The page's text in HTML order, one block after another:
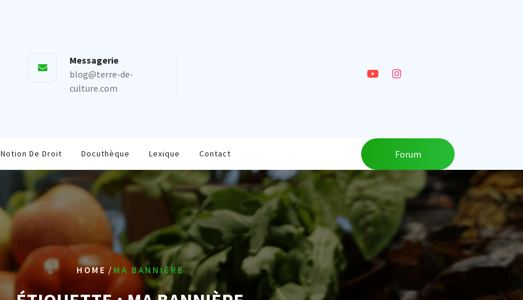
Messagerie
blog@terre-de-
culture.com
Notion De Droit Docuthèque Lexique Contact Forum
HOME / MA BANNIÈRE